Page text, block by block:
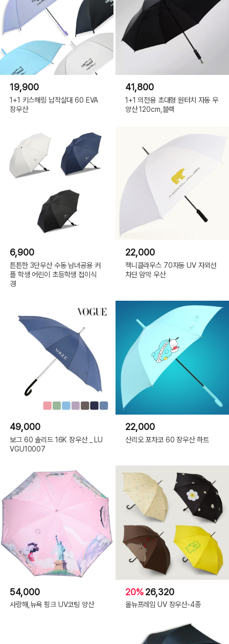
19,900
1+1 키스해링 납작살대 60 EVA
장우산
41,800
1+1 의전용 초대형 원터치 자동 우
양산 120cm,블랙
6,900
튼튼한 3단우산 수동 남녀공용 커
플 학생 어린이 초등학생 접이식
경
22,000
잭니클라우스 70자동 UV 자외선
차단 암막 우산
49,000
보그 60 솔리드 16K 장우산 _ LU
VGU10007
22,000
산리오 포차코 60 장우산 하트
54,000
사랑해,뉴욕 핑크 UV코팅 양산
20%26,320
올뉴프레임 UV 장우산-4종